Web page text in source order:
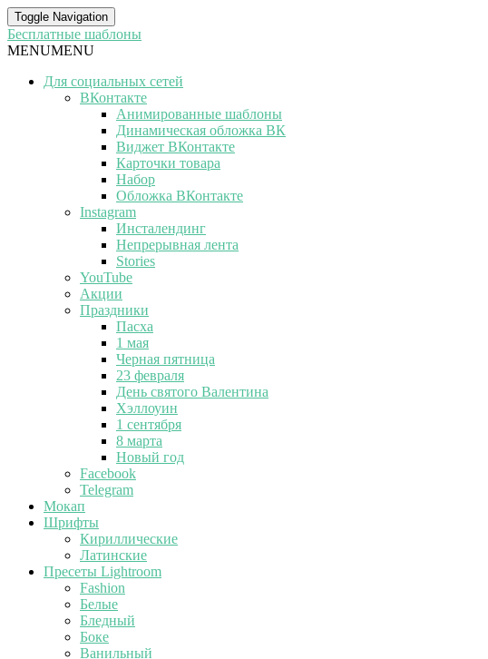
Toggle Navigation
Бесплатные шаблоны
MENUMENU
Для социальных сетей
ВКонтакте
Анимированные шаблоны
Динамическая обложка ВК
Виджет ВКонтакте
Карточки товара
Набор
Обложка ВКонтакте
Instagram
Инсталендинг
Непрерывная лента
Stories
YouTube
Акции
Праздники
Пасха
1 мая
Черная пятница
23 февраля
День святого Валентина
Хэллоуин
1 сентября
8 марта
Новый год
Facebook
Telegram
Мокап
Шрифты
Кириллические
Латинские
Пресеты Lightroom
Fashion
Белые
Бледный
Боке
Ванильный